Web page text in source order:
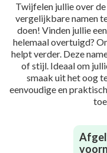
Twijfelen jullie over
vergelijkbare namen
doen! Vinden jullie
helemaal overtuigd?
helpt verder. Deze
of stijl. Ideaal om
smaak uit het oog
eenvoudige en